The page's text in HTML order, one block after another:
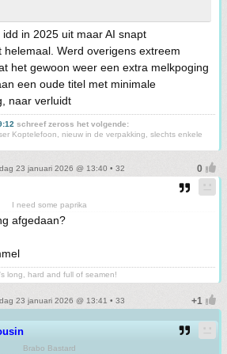
in 2025 uit maar AI snapt
Werd overigens extreem
het gewoon weer een extra melkpoging
een oude titel met minimale
naar verluidt
schreef zeross het volgende:
Koptelefoon, nieuw in de verpakking, slechts enkele
23 januari 2026 @ 13:40 • 32
I need some paprika
afgedaan?
long, hard and full of seamen!
23 januari 2026 @ 13:41 • 33
Brabo Bastard